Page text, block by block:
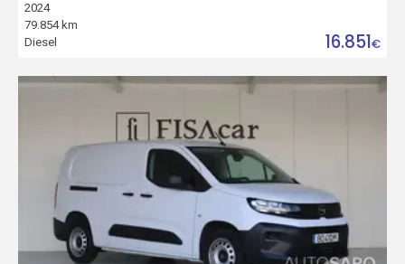
2024
79.854 km
Diesel
16.851€